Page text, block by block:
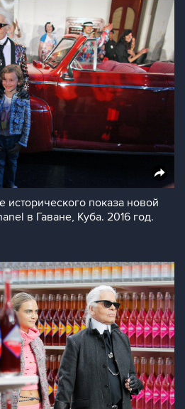
показа новой
в Гаване, Куба. 2016 год.